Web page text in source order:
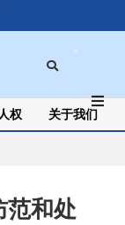
权 关于我们
范和处